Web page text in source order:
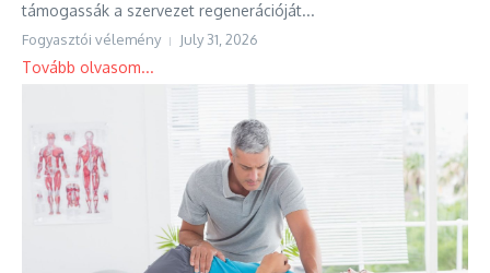
támogassák a szervezet regenerációját...
Fogyasztói vélemény July 31, 2026
Tovább olvasom...